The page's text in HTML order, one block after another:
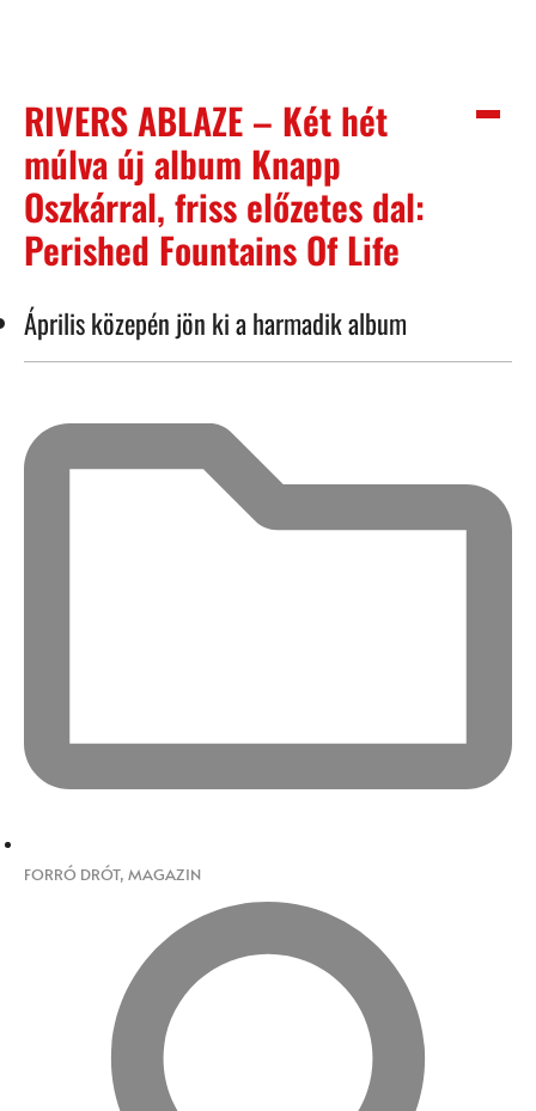
RIVERS ABLAZE – Két hét
múlva új album Knapp
Oszkárral, friss előzetes dal:
Perished Fountains Of Life
Április közepén jön ki a harmadik album
FORRÓ DRÓT, MAGAZIN